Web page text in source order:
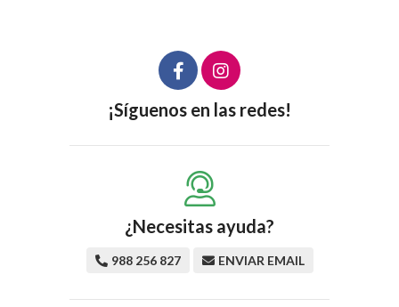
¡Síguenos en las redes!
¿Necesitas ayuda?
988 256 827 ENVIAR EMAIL